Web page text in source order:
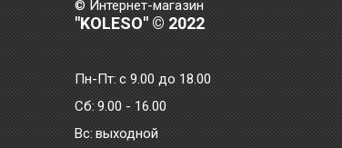
© Интернет-магазин
"KOLESO" © 2022
Пн-Пт:с 9.00 до 18.00
Сб: 9.00 - 16.00
Bc: выходной